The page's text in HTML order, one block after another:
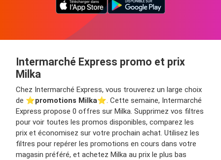
Intermarché Express promo et prix
Milka
Chez Intermarché Express, vous trouverez un large choix
de ⭐️promotions Milka⭐️. Cette semaine, Intermarché
Express propose 0 offres sur Milka. Supprimez vos filtres
pour voir toutes les promos disponibles, comparez les
prix et économisez sur votre prochain achat. Utilisez les
filtres pour repérer les promotions en cours dans votre
magasin préféré, et achetez Milka au prix le plus bas